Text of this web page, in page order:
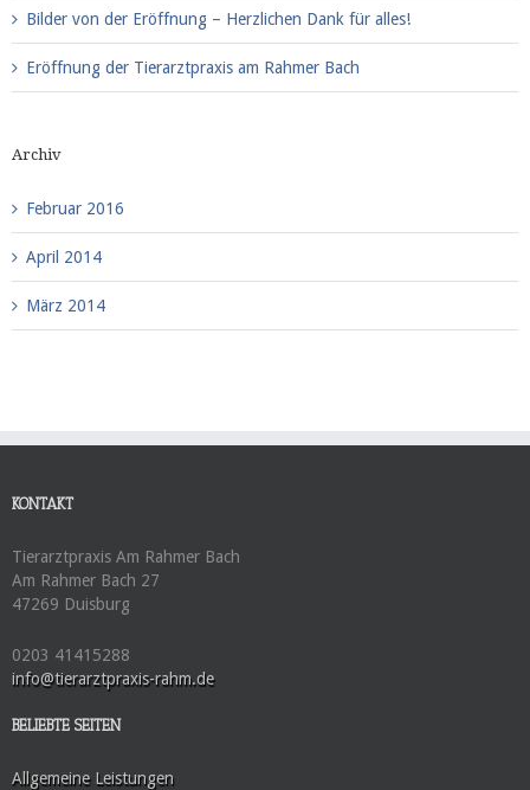
Bilder von der Eröffnung – Herzlichen Dank für alles!
Eröffnung der Tierarztpraxis am Rahmer Bach
Archiv
Februar 2016
April 2014
März 2014
KONTAKT
Tierarztpraxis Am Rahmer Bach
Am Rahmer Bach 27
47269 Duisburg
0203 41415288
info@tierarztpraxis-rahm.de
BELIEBTE SEITEN
Allgemeine Leistungen